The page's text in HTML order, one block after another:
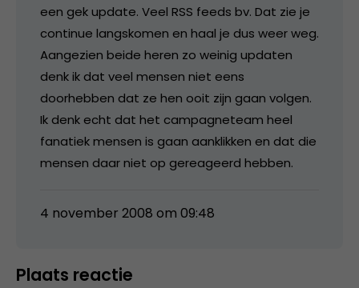
een gek update. Veel RSS feeds bv. Dat zie je
continue langskomen en haal je dus weer weg.
Aangezien beide heren zo weinig updaten
denk ik dat veel mensen niet eens
doorhebben dat ze hen ooit zijn gaan volgen.
Ik denk echt dat het campagneteam heel
fanatiek mensen is gaan aanklikken en dat die
mensen daar niet op gereageerd hebben.
4 november 2008 om 09:48
Plaats reactie